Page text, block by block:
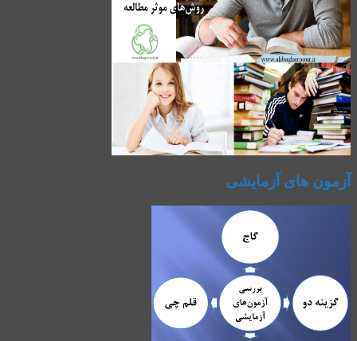
آزمون های آزمایشی